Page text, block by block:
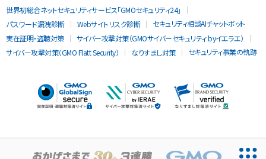
世界初総合ネットセキュリティサービス「GMOセキュリティ24」
パスワード漏洩診断
Webサイトリスク診断
セキュリティ相談AIチャットボット
実在証明・盗聴対策
サイバー攻撃対策（GMOサイバーセキュリティ byイエラエ）
サイバー攻撃対策（GMO Flatt Security）
なりすまし対策 セキュリティ事業の軌跡